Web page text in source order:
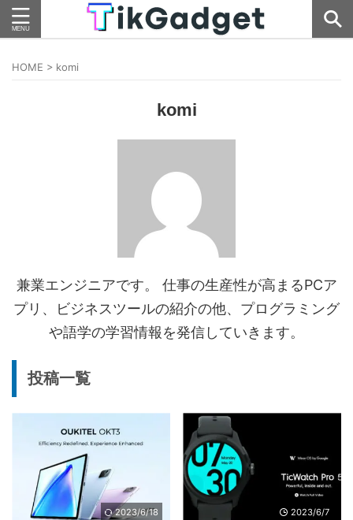
HOME > komi
komi
兼業エンジニアです。 仕事の生産性が高まるPCア
プリ、ビジネスツールの紹介の他、プログラミング
や語学の学習情報を発信していきます。
投稿一覧
2023/6/18 2023/6/7